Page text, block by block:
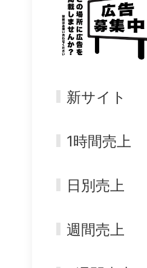
新サイト
1時間売上
日別売上
週間売上